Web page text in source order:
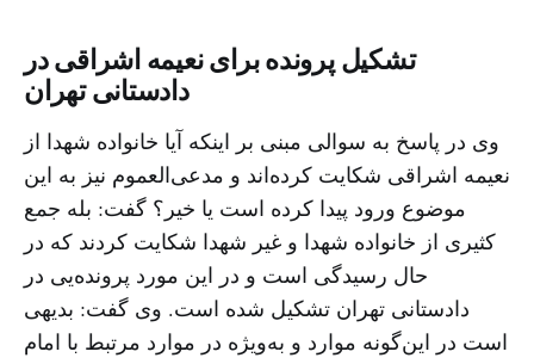
تشکیل پرونده برای نعیمه اشراقی در
دادستانی تهران
وی در پاسخ به سوالی مبنی بر اینکه آیا خانواده شهدا از
نعیمه اشراقی شکایت کرده‌اند و مدعی‌العموم نیز به این
موضوع ورود پیدا کرده است یا خیر؟‌ گفت: بله جمع
کثیری از خانواده شهدا و غیر شهدا شکایت کردند که در
حال رسیدگی است و در این مورد پرونده‌یی در
دادستانی تهران تشکیل شده است. وی گفت: بدیهی
است در این‌گونه موارد و به‌ویژه در موارد مرتبط با امام